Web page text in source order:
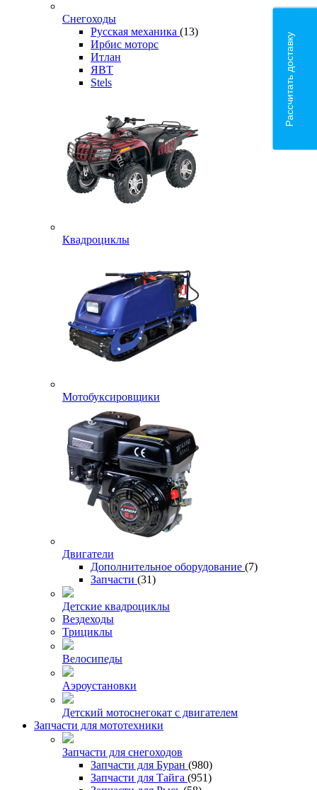
Снегоходы
Русская механика (13)
Ирбис моторс
Итлан
ЯВТ
Stels
Квадроциклы
Мотобуксировщики
Двигатели
Дополнительное оборудование (7)
Запчасти (31)
Детские квадроциклы
Вездеходы
Трициклы
Велосипеды
Аэроустановки
Детский мотоснегокат с двигателем
Запчасти для мототехники
Запчасти для снегоходов
Запчасти для Буран (980)
Запчасти для Тайга (951)
Рассчитать доставку